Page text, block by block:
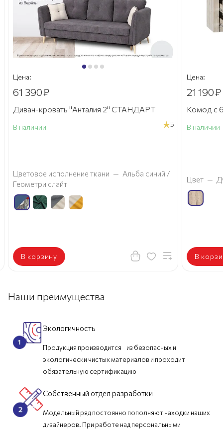
Цена:
61 390₽
Диван-кровать "Анталия 2" СТАНДАРТ
В наличии 5
Цветовое исполнение ткани — Альба синий /
Геометри слайт
В корзину
Цена:
21 190₽
Комод с
В наличии
Цвет —
В
Наши преимущества
Экологичность
Продукция производится из безопасных и
экологически чистых материалов и проходит
обязательную сертификацию
Собственный отдел разработки
Модельный ряд постоянно пополняют находки наших
дизайнеров. При работе над персональными